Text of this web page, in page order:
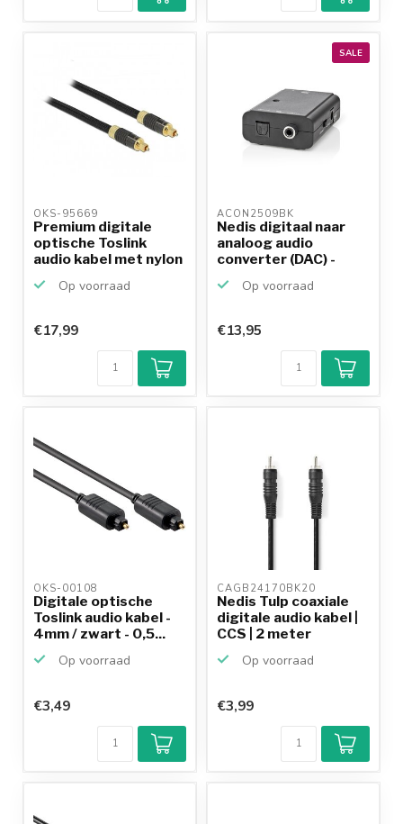
OKS-95669
Premium digitale
optische Toslink
audio kabel met nylon
Op voorraad
€17,99
SALE
ACON2509BK
Nedis digitaal naar
analoog audio
converter (DAC) -
Op voorraad
€13,95
OKS-00108
Digitale optische
Toslink audio kabel -
4mm / zwart - 0,5...
Op voorraad
€3,49
CAGB24170BK20
Nedis Tulp coaxiale
digitale audio kabel |
CCS | 2 meter
Op voorraad
€3,99